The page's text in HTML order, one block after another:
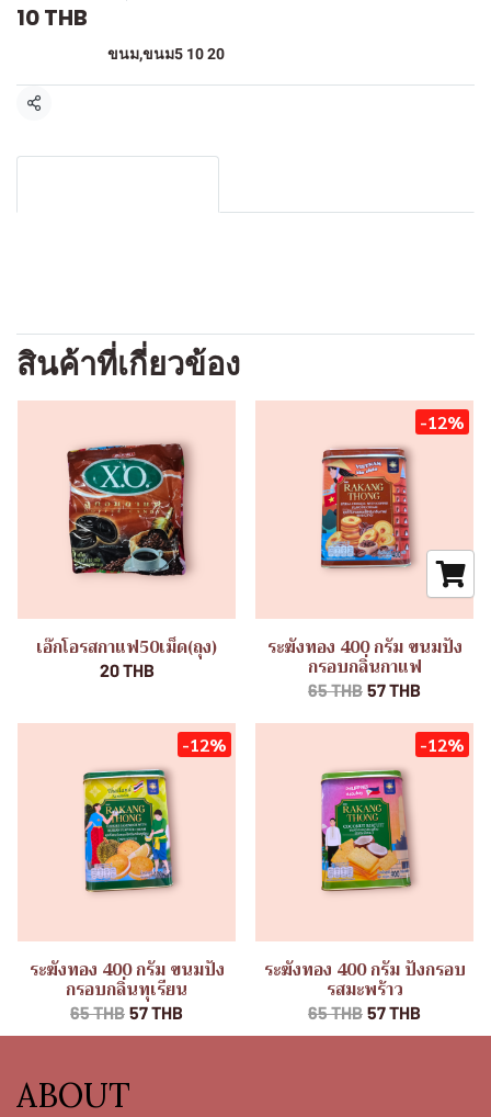
10 THB
ขนม,ขนม5 10 20
แชร์
สินค้าที่เกี่ยวข้อง
เอ๊กโอรสกาแฟ50เม็ด(ถุง)
20 THB
-12%
ระฆังทอง 400 กรัม ขนมปัง
กรอบกลิ่นกาแฟ
65 THB 57 THB
-12%
ระฆังทอง 400 กรัม ขนมปัง
กรอบกลิ่นทุเรียน
65 THB 57 THB
-12%
ระฆังทอง 400 กรัม ปังกรอบ
รสมะพร้าว
65 THB 57 THB
ABOUT